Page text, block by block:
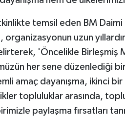
temsil eden BM Daimi
organizasyonun uzun
'Öncelikle Birleşmiş
her sene düzenlediği
amaç dayanışma, ikinci
topluluklar arasında,
paylaşma fırsatları